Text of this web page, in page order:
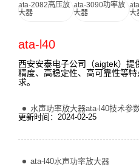
ata-2082高压放
大器
ata-3090功率放
大器
大
ata-l40
西安安泰电子公司（aigtek）提
精度、高稳定性、高可靠性等
求。
水声功率放大器ata-l40技术参
更新时间：2024-02-25
ata-l40水声功率放大器